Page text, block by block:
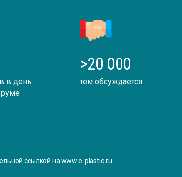
в день
>20 000
тем обсуждается
ссылкой на www.e-plastic.ru